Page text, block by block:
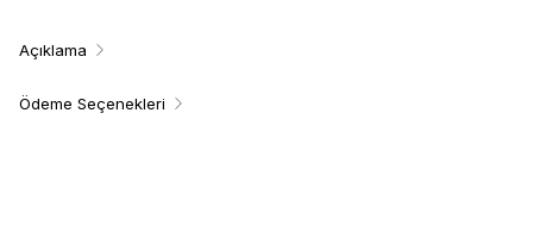
Açıklama
Ödeme Seçenekleri